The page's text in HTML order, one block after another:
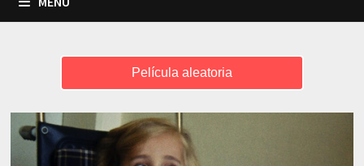
Película aleatoria